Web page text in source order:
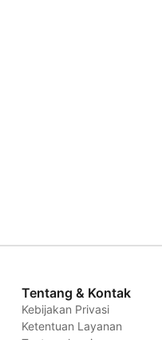
Tentang & Kontak
Kebijakan Privasi
Ketentuan Layanan